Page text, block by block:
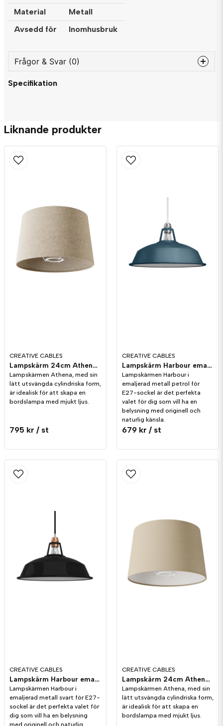
Material
Metall
Avsedd för
Inomhusbruk
Frågor & Svar (0)
question
Namn
Ja, ni får publicera min fråga
Specifikation
Liknande produkter
CREATIVE CABLES
Lampskärm 24cm Athena Beige ull för bord och golvlampa
Lampskärmen Athena, med sin
lätt utsvängda cylindriska form,
är idealisk för att skapa en
bordslampa med mjukt ljus.
795 kr / st
CREATIVE CABLES
Lampskärm Harbour emaljerad metall Petrolium - 38cm
Lampskärmen Harbour i
emaljerad metall petrol för
E27-sockel är det perfekta
valet för dig som vill ha en
belysning med originell och
naturlig känsla.
679 kr / st
CREATIVE CABLES
Lampskärm Harbour emaljerad metall Svart - 38cm
Lampskärmen Harbour i
emaljerad metall svart för E27-
sockel är det perfekta valet för
dig som vill ha en belysning
med originell och naturlig
CREATIVE CABLES
Lampskärm 24cm Athena Taupe Arenal för bord och golvlampa
Lampskärmen Athena, med sin
lätt utsvängda cylindriska form,
är idealisk för att skapa en
bordslampa med mjukt ljus.